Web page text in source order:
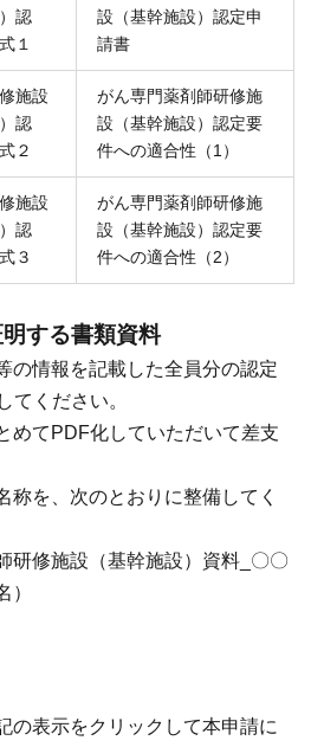
認
１
設（基幹施設）認定申
請書
施設
認
２
がん専門薬剤師研修施
設（基幹施設）認定要
件への適合性（1）
施設
認
３
がん専門薬剤師研修施
設（基幹施設）認定要
件への適合性（2）
する書類資料
の情報を記載した全員分の認定
てください。
めてPDF化していただいて差支
称を、次のとおりに整備してく
修施設（基幹施設）資料_〇〇
の表示をクリックして本申請に